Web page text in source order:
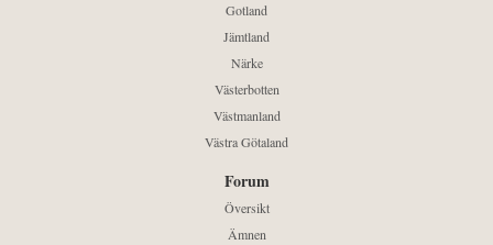
Gotland
Jämtland
Närke
Västerbotten
Västmanland
Västra Götaland
Forum
Översikt
Ämnen